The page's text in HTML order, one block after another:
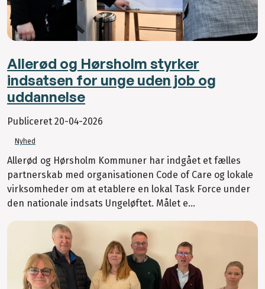
Allerød og Hørsholm styrker
indsatsen for unge uden job og
uddannelse
Publiceret 20-04-2026
Nyhed
Allerød og Hørsholm Kommuner har indgået et fælles
partnerskab med organisationen Code of Care og lokale
virksomheder om at etablere en lokal Task Force under
den nationale indsats Ungeløftet. Målet e...